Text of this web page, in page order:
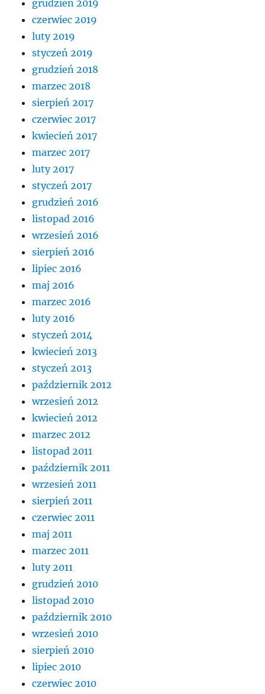
grudzień 2019
czerwiec 2019
luty 2019
styczeń 2019
grudzień 2018
marzec 2018
sierpień 2017
czerwiec 2017
kwiecień 2017
marzec 2017
luty 2017
styczeń 2017
grudzień 2016
listopad 2016
wrzesień 2016
sierpień 2016
lipiec 2016
maj 2016
marzec 2016
luty 2016
styczeń 2014
kwiecień 2013
styczeń 2013
październik 2012
wrzesień 2012
kwiecień 2012
marzec 2012
listopad 2011
październik 2011
wrzesień 2011
sierpień 2011
czerwiec 2011
maj 2011
marzec 2011
luty 2011
grudzień 2010
listopad 2010
październik 2010
wrzesień 2010
sierpień 2010
lipiec 2010
czerwiec 2010